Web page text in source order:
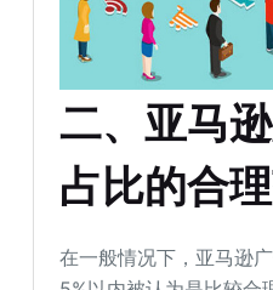
二、亚马
占比的合
在一般情况下，亚马逊